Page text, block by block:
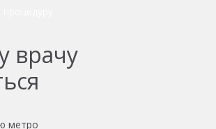
врачу
метро